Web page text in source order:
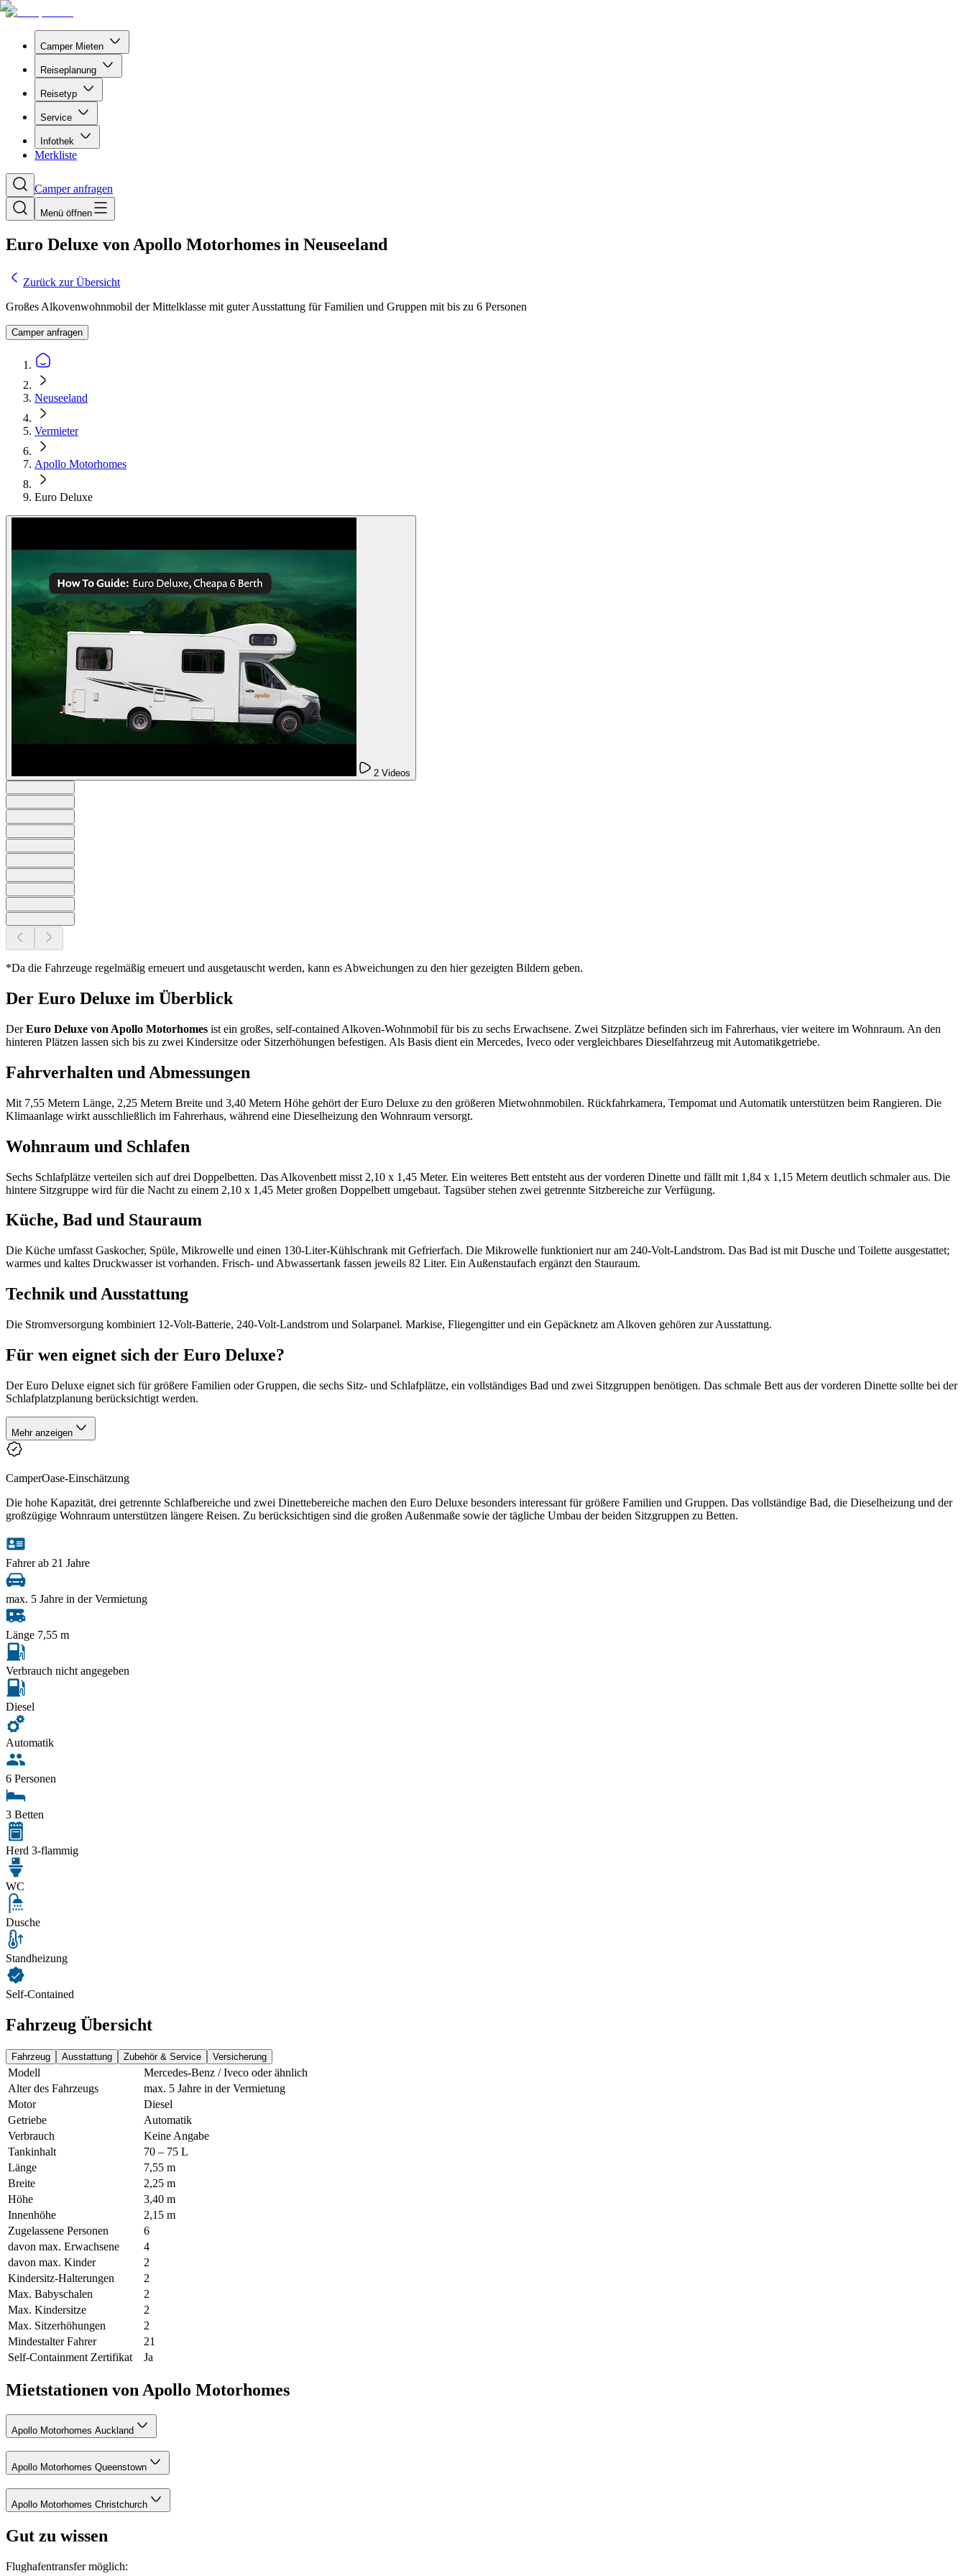
Camper Mieten
Reiseplanung
Reisetyp
Service
Infothek
Merkliste
Camper anfragen
Menü öffnen
Euro Deluxe von Apollo Motorhomes in Neuseeland
Zurück zur Übersicht
Großes Alkovenwohnmobil der Mittelklasse mit guter Ausstattung für Familien und Gruppen mit bis zu 6 Personen
Camper anfragen
Neuseeland
Vermieter
Apollo Motorhomes
Euro Deluxe
2 Videos
*Da die Fahrzeuge regelmäßig erneuert und ausgetauscht werden, kann es Abweichungen zu den hier gezeigten Bildern geben.
Der Euro Deluxe im Überblick
DerEuro Deluxe von Apollo Motorhomes ist ein großes, self-contained Alkoven-Wohnmobil für bis zu sechs Erwachsene. Zwei Sitzplätze befinden sich im Fahrerhaus, vier weitere im Wohnraum. An den
hinteren Plätzen lassen sich bis zu zwei Kindersitze oder Sitzerhöhungen befestigen. Als Basis dient ein Mercedes, Iveco oder vergleichbares Dieselfahrzeug mit Automatikgetriebe.
Fahrverhalten und Abmessungen
Mit 7,55 Metern Länge, 2,25 Metern Breite und 3,40 Metern Höhe gehört der Euro Deluxe zu den größeren Mietwohnmobilen. Rückfahrkamera, Tempomat und Automatik unterstützen beim Rangieren. Die
Klimaanlage wirkt ausschließlich im Fahrerhaus, während eine Dieselheizung den Wohnraum versorgt.
Wohnraum und Schlafen
Sechs Schlafplätze verteilen sich auf drei Doppelbetten. Das Alkovenbett misst 2,10 x 1,45 Meter. Ein weiteres Bett entsteht aus der vorderen Dinette und fällt mit 1,84 x 1,15 Metern deutlich schmaler aus. Die
hintere Sitzgruppe wird für die Nacht zu einem 2,10 x 1,45 Meter großen Doppelbett umgebaut. Tagsüber stehen zwei getrennte Sitzbereiche zur Verfügung.
Küche, Bad und Stauraum
Die Küche umfasst Gaskocher, Spüle, Mikrowelle und einen 130-Liter-Kühlschrank mit Gefrierfach. Die Mikrowelle funktioniert nur am 240-Volt-Landstrom. Das Bad ist mit Dusche und Toilette ausgestattet;
warmes und kaltes Druckwasser ist vorhanden. Frisch- und Abwassertank fassen jeweils 82 Liter. Ein Außenstaufach ergänzt den Stauraum.
Technik und Ausstattung
Die Stromversorgung kombiniert 12-Volt-Batterie, 240-Volt-Landstrom und Solarpanel. Markise, Fliegengitter und ein Gepäcknetz am Alkoven gehören zur Ausstattung.
Für wen eignet sich der Euro Deluxe?
Der Euro Deluxe eignet sich für größere Familien oder Gruppen, die sechs Sitz- und Schlafplätze, ein vollständiges Bad und zwei Sitzgruppen benötigen. Das schmale Bett aus der vorderen Dinette sollte bei der
Schlafplatzplanung berücksichtigt werden.
Mehr anzeigen
CamperOase-Einschätzung
Die hohe Kapazität, drei getrennte Schlafbereiche und zwei Dinettebereiche machen den Euro Deluxe besonders interessant für größere Familien und Gruppen. Das vollständige Bad, die Dieselheizung und der
großzügige Wohnraum unterstützen längere Reisen. Zu berücksichtigen sind die großen Außenmaße sowie der tägliche Umbau der beiden Sitzgruppen zu Betten.
Fahrer ab 21 Jahre
max. 5 Jahre in der Vermietung
Länge 7,55 m
Verbrauch nicht angegeben
Diesel
Automatik
6 Personen
3 Betten
Herd 3-flammig
WC
Dusche
Standheizung
Self-Contained
Fahrzeug Übersicht
Fahrzeug Ausstattung Zubehör & Service Versicherung
Modell
Mercedes-Benz / Iveco oder ähnlich
Alter des Fahrzeugs
max. 5 Jahre in der Vermietung
Motor
Diesel
Getriebe
Automatik
Verbrauch
Keine Angabe
Tankinhalt
70 – 75 L
Länge
7,55 m
Breite
2,25 m
Höhe
3,40 m
Innenhöhe
2,15 m
Zugelassene Personen
6
davon max. Erwachsene
4
davon max. Kinder
2
Kindersitz-Halterungen
2
Max. Babyschalen
2
Max. Kindersitze
2
Max. Sitzerhöhungen
2
Mindestalter Fahrer
21
Self-Containment Zertifikat
Ja
Mietstationen von Apollo Motorhomes
Apollo Motorhomes Auckland
Apollo Motorhomes Queenstown
Apollo Motorhomes Christchurch
Gut zu wissen
Flughafentransfer möglich: